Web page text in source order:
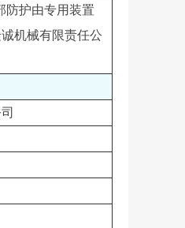
防护由专用装置
机械有限责任公